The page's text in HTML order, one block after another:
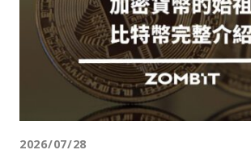
2026/07/28